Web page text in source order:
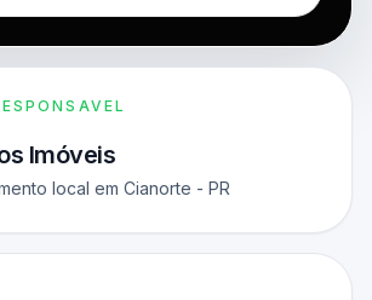
Imóveis
local em Cianorte - PR